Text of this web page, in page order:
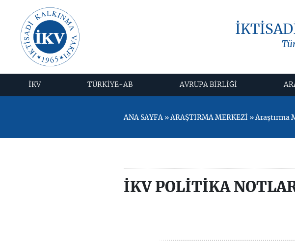
İKV TÜRKİYE-AB AVRUPA BİRLİĞİ
ANA SAYFA » ARAŞTIRMA MERKEZİ »
İKV POLİTİKA